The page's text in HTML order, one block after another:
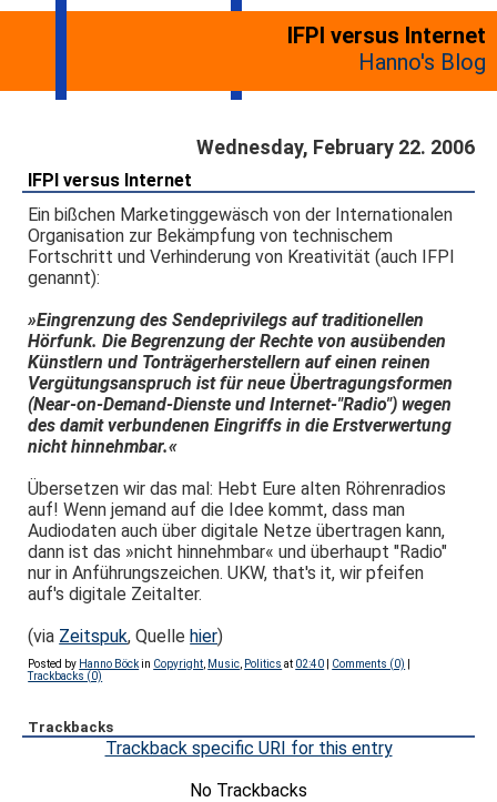
IFPI versus Internet
Hanno's Blog
Wednesday, February 22. 2006
IFPI versus Internet
Ein bißchen Marketinggewäsch von der Internationalen
Organisation zur Bekämpfung von technischem
Fortschritt und Verhinderung von Kreativität (auch IFPI
genannt):
»Eingrenzung des Sendeprivilegs auf traditionellen
Hörfunk. Die Begrenzung der Rechte von ausübenden
Künstlern und Tonträgerherstellern auf einen reinen
Vergütungsanspruch ist für neue Übertragungsformen
(Near-on-Demand-Dienste und Internet-"Radio") wegen
des damit verbundenen Eingriffs in die Erstverwertung
nicht hinnehmbar.«
Übersetzen wir das mal: Hebt Eure alten Röhrenradios
auf! Wenn jemand auf die Idee kommt, dass man
Audiodaten auch über digitale Netze übertragen kann,
dann ist das »nicht hinnehmbar« und überhaupt "Radio"
nur in Anführungszeichen. UKW, that's it, wir pfeifen
auf's digitale Zeitalter.
(via Zeitspuk, Quellehier)
Posted by Hanno Böckin Copyright Music Politics at 02:40 Comments (0)
Trackbacks (0)
Trackbacks
Trackback specific URI for this entry
No Trackbacks